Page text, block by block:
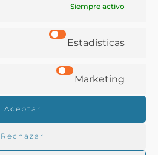
Siempre activo
Estadísticas
Marketing
Aceptar
Rechazar
COMPARTIR
la biblioteca